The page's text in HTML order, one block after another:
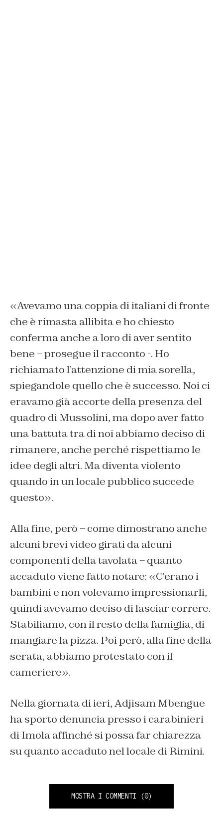
«Avevamo una coppia di italiani di fronte
che è rimasta allibita e ho chiesto
conferma anche a loro di aver sentito
bene – prosegue il racconto -. Ho
richiamato l’attenzione di mia sorella,
spiegandole quello che è successo. Noi ci
eravamo già accorte della presenza del
quadro di Mussolini, ma dopo aver fatto
una battuta tra di noi abbiamo deciso di
rimanere, anche perché rispettiamo le
idee degli altri. Ma diventa violento
quando in un locale pubblico succede
questo».
Alla fine, però – come dimostrano anche
alcuni brevi video girati da alcuni
componenti della tavolata – quanto
accaduto viene fatto notare: «C’erano i
bambini e non volevamo impressionarli,
quindi avevamo deciso di lasciar correre.
Stabiliamo, con il resto della famiglia, di
mangiare la pizza. Poi però, alla fine della
serata, abbiamo protestato con il
cameriere».
Nella giornata di ieri, Adjisam Mbengue
ha sporto denuncia presso i carabinieri
di Imola affinché si possa far chiarezza
su quanto accaduto nel locale di Rimini.
MOSTRA I COMMENTI (0)